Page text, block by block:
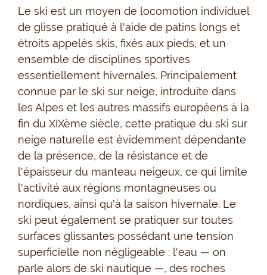
Le ski est un moyen de locomotion individuel
de glisse pratiqué à l'aide de patins longs et
étroits appelés skis, fixés aux pieds, et un
ensemble de disciplines sportives
essentiellement hivernales. Principalement
connue par le ski sur neige, introduite dans
les Alpes et les autres massifs européens à la
fin du XIXème siècle, cette pratique du ski sur
neige naturelle est évidemment dépendante
de la présence, de la résistance et de
l'épaisseur du manteau neigeux, ce qui limite
l'activité aux régions montagneuses ou
nordiques, ainsi qu'à la saison hivernale. Le
ski peut également se pratiquer sur toutes
surfaces glissantes possédant une tension
superficielle non négligeable : l'eau — on
parle alors de ski nautique —, des roches